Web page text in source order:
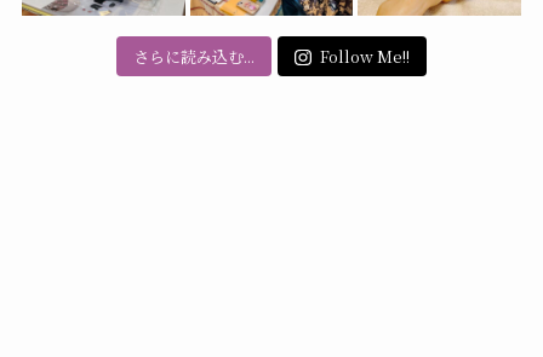
さらに読み込む... Follow Me!!